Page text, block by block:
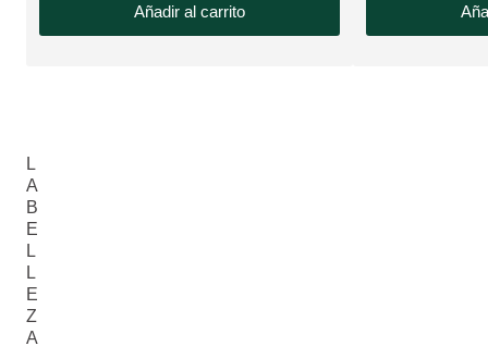
Añadir al carrito
L
A
B
E
L
L
E
Z
A